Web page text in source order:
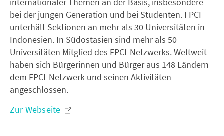
bei der jungen Generation und bei Studenten. FPCI
unterhält Sektionen an mehr als 30 Universitäten in
Indonesien. In Südostasien sind mehr als 50
Universitäten Mitglied des FPCI-Netzwerks. Weltweit
haben sich Bürgerinnen und Bürger aus 148 Ländern
dem FPCI-Netzwerk und seinen Aktivitäten
angeschlossen.
Zur Webseite